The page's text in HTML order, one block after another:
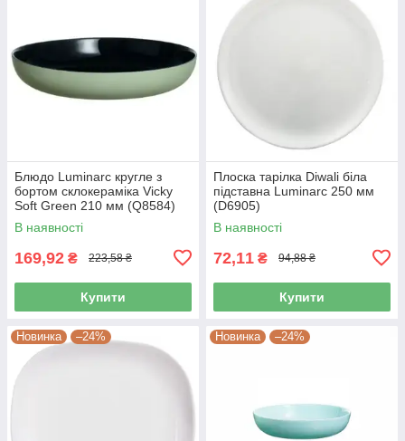
Блюдо Luminarc кругле з
бортом склокераміка Vicky
Soft Green 210 мм (Q8584)
В наявності
169,92 ₴ 223,58 ₴
Купити
Плоска тарілка Diwali біла
підставна Luminarc 250 мм
(D6905)
В наявності
72,11 ₴ 94,88 ₴
Купити
Новинка –24% Новинка –24%